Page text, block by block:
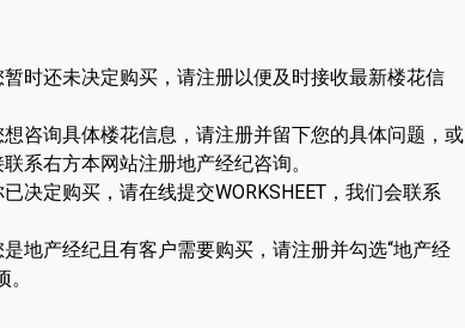
暂时还未决定购买，请注册以便及时接收最新楼花信
想咨询具体楼花信息，请注册并留下您的具体问题，或
系右方本网站注册地产经纪咨询。
决定购买，请在线提交WORKSHEET，我们会联系
地产经纪且有客户需要购买，请注册并勾选“地产经
。